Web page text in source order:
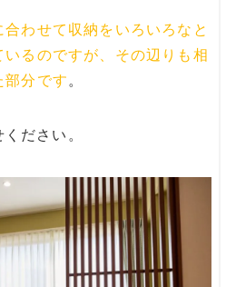
合わせて収納をいろいろなと
るのですが、その辺りも相
部分です 。
ださい。